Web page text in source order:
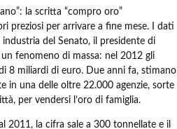
la scritta “compro oro”
preziosi per arrivare a fine mese. I dati
del Senato, il presidente di
fenomeno di massa: nel 2012 gli
8 miliardi di euro. Due anni fa, stimano
in una delle oltre 22.000 agenzie, sorte
per vendersi l’oro di famiglia.
2011, la cifra sale a 300 tonnellate e il